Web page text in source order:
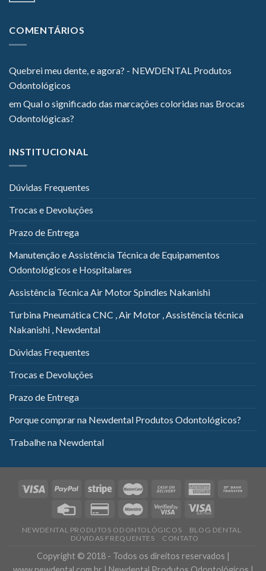
COMENTÁRIOS
Quebrei meu dente, e agora? - NEWDENTAL Produtos
Odontológicos
emQual o significado das marcações coloridas nas Brocas
Odontológicas?
INSTITUCIONAL
Dúvidas Frequentes
Trocas e Devoluções
Prazo de Entrega
Manutenção e Assistência Técnica de Equipamentos
Odontológicos e Hospitalares
Assistência Técnica Air Motor Spindles Nakanishi
Turbina Pneumática CNC , Air Motor , Assistência técnica
Nakanishi , Newdental
Dúvidas Frequentes
Trocas e Devoluções
Prazo de Entrega
Porque comprar na Newdental Produtos Odontológicos?
Trabalhe na Newdental
NEWDENTAL PRODUTOS ODONTOLÓGICOS
BLOG DENTAL
DÚVIDAS FREQUENTES
CONTATO
Copyright © 2018 - Todos os direitos reservados |